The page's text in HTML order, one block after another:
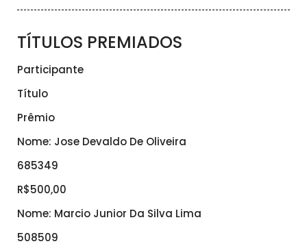
TÍTULOS PREMIADOS
Participante
Título
Prêmio
Nome: Jose Devaldo De Oliveira
685349
R$500,00
Nome: Marcio Junior Da Silva Lima
508509